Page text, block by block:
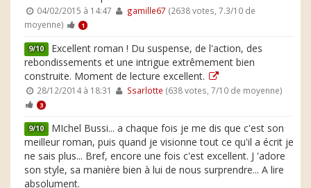
04/02/2015 à 14:47 gamille67 (2638 votes, 7.3/10 de
moyenne)
1
9/10 Excellent roman ! Du suspense, de l'action, des
rebondissements et une intrigue extrêmement bien
construite. Moment de lecture excellent.
28/12/2014 à 18:31 Ssarlotte (638 votes, 7/10 de moyenne)
3
9/10 MIchel Bussi... a chaque fois je me dis que c'est son
meilleur roman, puis quand je visionne tout ce qu'il a écrit je
ne sais plus... Bref, encore une fois c'est excellent. J 'adore
son style, sa manière bien à lui de nous surprendre... A lire
absolument.